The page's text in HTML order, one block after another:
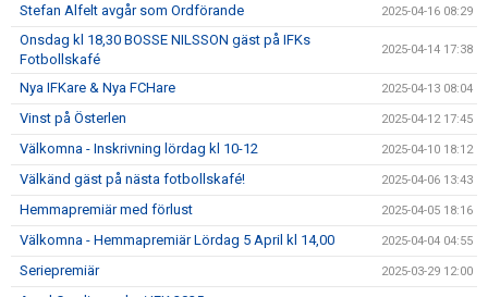
Stefan Alfelt avgår som Ordförande 2025-04-16 08:29
Onsdag kl 18,30 BOSSE NILSSON gäst på IFKs
Fotbollskafé
2025-04-14 17:38
Nya IFKare & Nya FCHare 2025-04-13 08:04
Vinst på Österlen 2025-04-12 17:45
Välkomna - Inskrivning lördag kl 10-12 2025-04-10 18:12
Välkänd gäst på nästa fotbollskafé! 2025-04-06 13:43
Hemmapremiär med förlust 2025-04-05 18:16
Välkomna - Hemmapremiär Lördag 5 April kl 14,00 2025-04-04 04:55
Seriepremiär 2025-03-29 12:00